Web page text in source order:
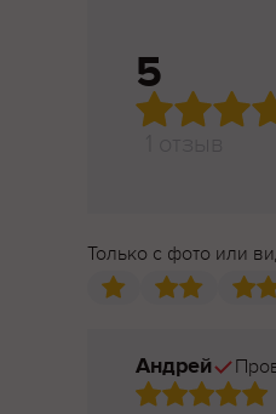
5
Только с фото или
Андрей